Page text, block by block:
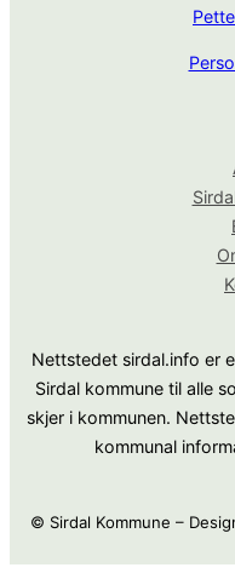
Nettstedet sirdal.info er
Sirdal kommune til alle
skjer i kommunen.
kommunal
© Sirdal Kommune –